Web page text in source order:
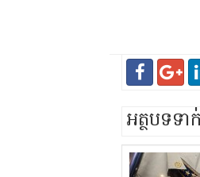
អត្ថបទទ